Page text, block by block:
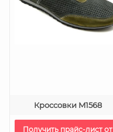
Кроссовки M1568
Получить прайс-лист от